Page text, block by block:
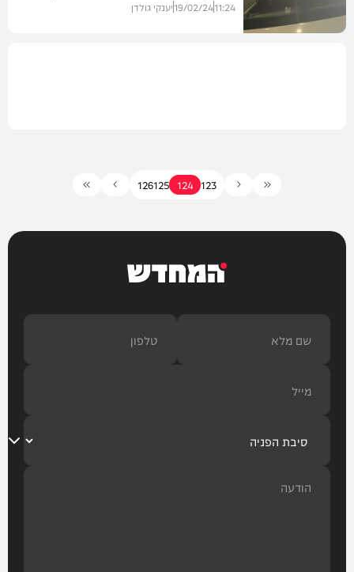
11:24
19/02/24יענקי גולדן
123
124
125
126
המחדש